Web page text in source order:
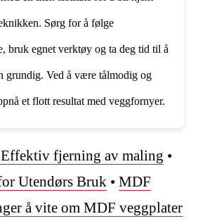
Sørg for å følge
bruk egnet verktøy og ta deg tid til å
grundig. Ved å være tålmodig og
et flott resultat med veggfornyer.
fjerning av maling •
Utendørs Bruk • MDF
å vite om MDF veggplater